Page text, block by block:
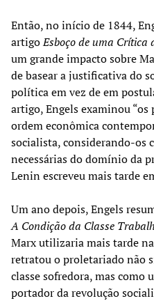
Então, no início de 1844,
artigoEsboço de uma Crítica
um grande impacto sobre
de basear a justificativa do
política em vez de em
artigo, Engels examinou
ordem econômica
socialista, considerando-os
necessárias do domínio da
Lenin escreveu mais tarde
Um ano depois, Engels
A Condição da Classe
Marx utilizaria mais tarde
retratou o proletariado não
classe sofredora, mas como
portador da revolução